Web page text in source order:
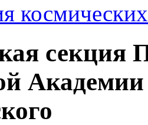
секция